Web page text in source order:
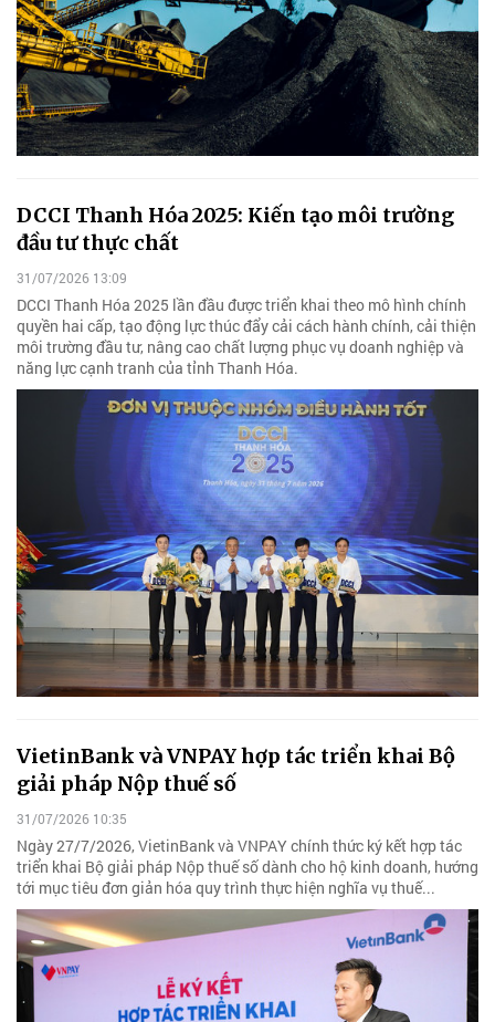
DCCI Thanh Hóa 2025: Kiến tạo môi trường
đầu tư thực chất
31/07/2026 13:09
DCCI Thanh Hóa 2025 lần đầu được triển khai theo mô hình chính
quyền hai cấp, tạo động lực thúc đẩy cải cách hành chính, cải thiện
môi trường đầu tư, nâng cao chất lượng phục vụ doanh nghiệp và
năng lực cạnh tranh của tỉnh Thanh Hóa.
VietinBank và VNPAY hợp tác triển khai Bộ
giải pháp Nộp thuế số
31/07/2026 10:35
Ngày 27/7/2026, VietinBank và VNPAY chính thức ký kết hợp tác
triển khai Bộ giải pháp Nộp thuế số dành cho hộ kinh doanh, hướng
tới mục tiêu đơn giản hóa quy trình thực hiện nghĩa vụ thuế...